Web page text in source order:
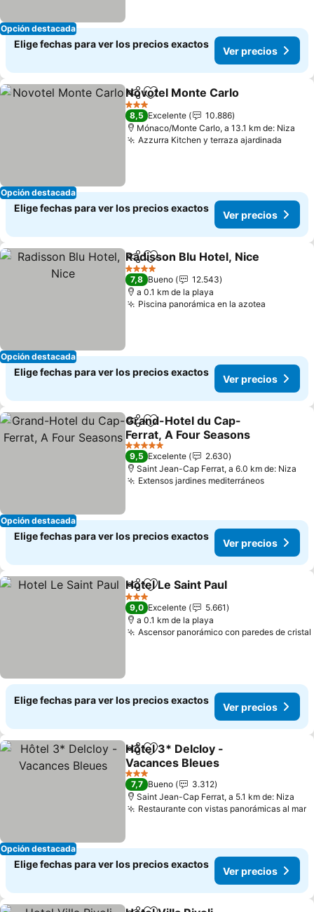
Opción destacada
Elige fechas para ver los precios exactos
Ver precios
Opción destacada
CompartirAgregar a favoritos
Novotel Monte Carlo
3 Estrellas
8,5 Excelente
10.886
Mónaco/Monte Carlo, a 13.1 km de: Niza
Azzurra Kitchen y terraza ajardinada
Elige fechas para ver los precios exactos
Ver precios
Opción destacada
CompartirAgregar a favoritos
Radisson Blu Hotel, Nice
4 Estrellas
7,8 Bueno
12.543
a 0.1 km de la playa
Piscina panorámica en la azotea
Elige fechas para ver los precios exactos
Ver precios
Opción destacada
CompartirAgregar a favoritos
Grand-Hotel du Cap-
Ferrat, A Four Seasons
5 Estrellas
9,5 Excelente
2.630
Saint Jean-Cap Ferrat, a 6.0 km de: Niza
Extensos jardines mediterráneos
Elige fechas para ver los precios exactos
Ver precios
CompartirAgregar a favoritos
Hotel Le Saint Paul
3 Estrellas
9,0 Excelente
5.661
a 0.1 km de la playa
Ascensor panorámico con paredes de cristal
Elige fechas para ver los precios exactos
Ver precios
Opción destacada
CompartirAgregar a favoritos
Hôtel 3* Delcloy -
Vacances Bleues
3 Estrellas
7,7 Bueno
3.312
Saint Jean-Cap Ferrat, a 5.1 km de: Niza
Restaurante con vistas panorámicas al mar
Elige fechas para ver los precios exactos
Ver precios